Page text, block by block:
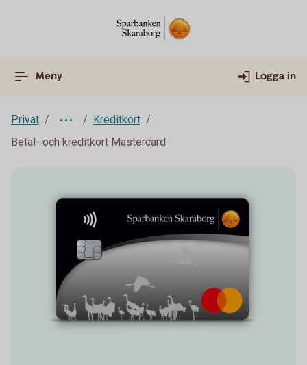
Meny Logga in
Privat
Kreditkort
Betal- och kreditkort Mastercard